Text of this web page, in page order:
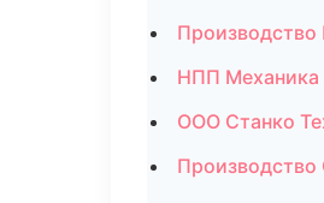
НПП Механика
ООО Станко
Производство